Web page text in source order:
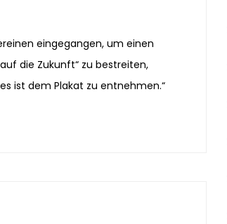
eingegangen, um einen
die Zukunft“ zu bestreiten,
ist dem Plakat zu entnehmen.“